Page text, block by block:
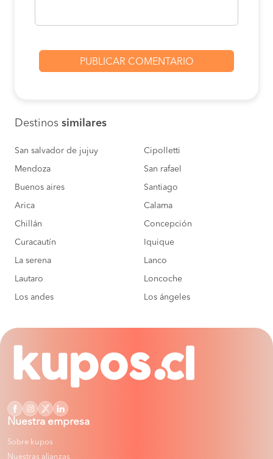
Destinos similares
San salvador de jujuy Cipolletti
Mendoza San rafael
Buenos aires Santiago
Arica Calama
Chillán Concepción
Curacautín Iquique
La serena Lanco
Lautaro Loncoche
Los andes Los ángeles
Nuestra empresa
Sobre kupos
Nuestras alianzas